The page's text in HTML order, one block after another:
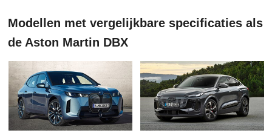
Modellen met vergelijkbare specificaties als
de Aston Martin DBX